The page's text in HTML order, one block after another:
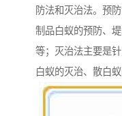
防法和灭治法。预
制品白蚁的预防、
等；灭治法主要是
白蚁的灭治、散白